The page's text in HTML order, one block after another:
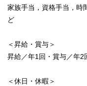
家族手当，資格手当，
ど
＜昇給・賞与＞
昇給／年1回・賞与／年2
＜休日・休暇＞